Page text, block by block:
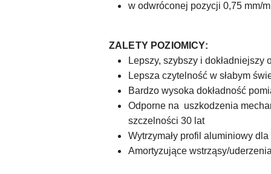
w odwróconej pozycji 0,75 mm/m
ZALETY POZIOMICY:
Lepszy, szybszy i
Lepsza czytelność w słabym
Bardzo wysoka dokładność
Odporne na uszkodzenia
szczelności 30 lat
Wytrzymały profil aluminiowy
Amortyzujące wstrząsy/